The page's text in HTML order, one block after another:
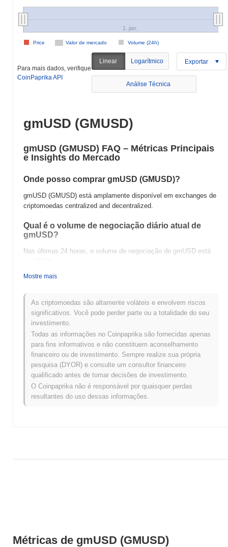
Métricas de gmUSD (GMUSD)
Valor de mercado Volume (24h)
Price
1. jan.
Para mais dados, verifique
CoinPaprika API
Linear Logarítmico Exportar
Análise Técnica
gmUSD (GMUSD)
gmUSD (GMUSD) FAQ – Métricas Principais
e Insights do Mercado
Onde posso comprar gmUSD (GMUSD)?
gmUSD (GMUSD) está amplamente disponível em exchanges de
criptomoedas centralized and decentralized.
Qual é o volume de negociação diário atual de
gmUSD?
Nas últimas 24 horas, o volume de negociação de gmUSD está
Qual é o histórico da faixa de preço de gmUSD?
Máxima Histórica (ATH):
Mínima Histórica (ATL):
ATH .
Como gmUSD está se desempenhando em
comparação com o mercado cripto mais amplo?
Nos últimos 7 dias, gmUSD ganhou 0.00%, superando o mercado
cripto geral que registrou um declínio de0.15%
desempenho forte na ação de preço de GMUSD em relação ao
Mostre mais
As criptomoedas são altamente voláteis e envolvem riscos
significativos. Você pode perder parte ou a totalidade do seu
investimento.
Todas as informações no Coinpaprika são fornecidas apenas
para fins informativos e não constituem aconselhamento
financeiro ou de investimento. Sempre realize sua própria
pesquisa (DYOR) e consulte um consultor financeiro
qualificado antes de tomar decisões de investimento.
O Coinpaprika não é responsável por quaisquer perdas
resultantes do uso dessas informações.